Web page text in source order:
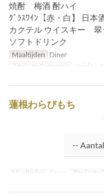
焼酎 梅酒 酎ハイ
ｸﾞﾗｽﾜｲﾝ【赤・白】 日本
カクテル ウイスキー 翠
ソフトドリンク
Maaltijden Diner
Zitplaats Categorie
Inside
蓮根わらびもち
Maaltijden Diner Zitplaats